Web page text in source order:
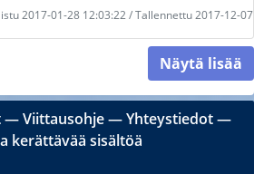
2017-01-28 12:03:22 / Tallennettu 2017-12-07
Näytä lisää
―Viittausohje―Yhteystiedot―
kerättävää sisältöä